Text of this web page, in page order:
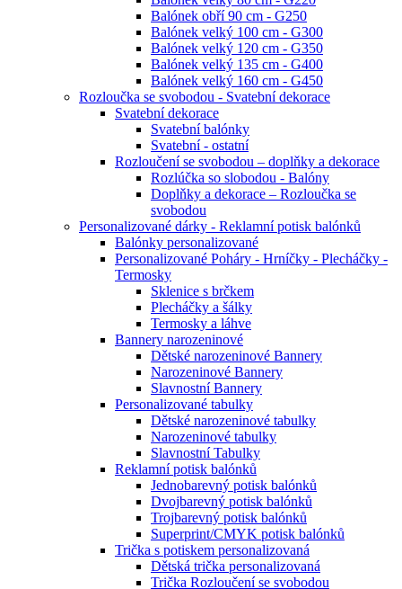
Balónek obří 90 cm - G250
Balónek velký 100 cm - G300
Balónek velký 120 cm - G350
Balónek velký 135 cm - G400
Balónek velký 160 cm - G450
Rozloučka se svobodou - Svatební dekorace
Svatební dekorace
Svatební balónky
Svatební - ostatní
Rozloučení se svobodou – doplňky a dekorace
Rozlúčka so slobodou - Balóny
Doplňky a dekorace – Rozloučka se
svobodou
Personalizované dárky - Reklamní potisk balónků
Balónky personalizované
Personalizované Poháry - Hrníčky - Plecháčky -
Termosky
Sklenice s brčkem
Plecháčky a šálky
Termosky a láhve
Bannery narozeninové
Dětské narozeninové Bannery
Narozeninové Bannery
Slavnostní Bannery
Personalizované tabulky
Dětské narozeninové tabulky
Narozeninové tabulky
Slavnostní Tabulky
Reklamní potisk balónků
Jednobarevný potisk balónků
Dvojbarevný potisk balónků
Trojbarevný potisk balónků
Superprint/CMYK potisk balónků
Trička s potiskem personalizovaná
Dětská trička personalizovaná
Trička Rozloučení se svobodou